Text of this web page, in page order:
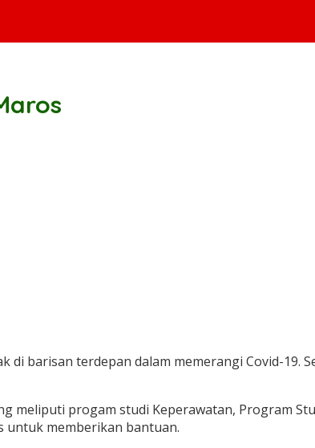
di barisan terdepan dalam memerangi Covid-19.
meliputi progam studi Keperawatan, Program
untuk memberikan bantuan.